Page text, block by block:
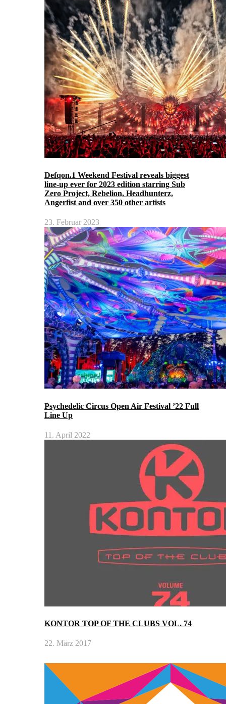
Defqon.1 Weekend Festival reveals biggest
line-up ever for 2023 edition starring Sub
Zero Project, Rebelion, Headhunterz,
Angerfist and over 350 other artists
23. Februar 2023
Psychedelic Circus Open Air Festival ’22 Full
Line Up
11. April 2022
KONTOR TOP OF THE CLUBS VOL. 74
22. März 2017